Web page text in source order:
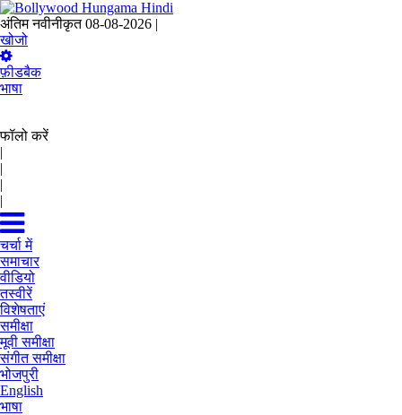
अंतिम नवीनीकृत 08-08-2026 |
खोजो
फ़ीडबैक
भाषा
फॉलो करें
|
|
|
|
चर्चा में
समाचार
वीडियो
तस्वीरें
विशेषताएं
समीक्षा
मूवी समीक्षा
संगीत समीक्षा
भोजपुरी
English
भाषा